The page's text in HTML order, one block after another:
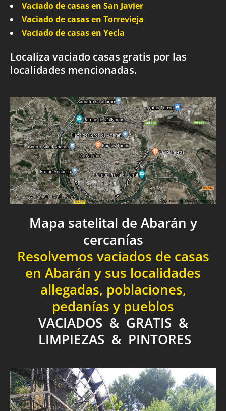
Vaciado de casas en San Javier
Vaciado de casas en Torrevieja
Vaciado de casas en Yecla
Localiza vaciado casas gratis por las
localidades mencionadas.
Mapa satelital de Abarán y
cercanías
Resolvemos vaciados de casas
en Abarán y sus localidades
allegadas, poblaciones,
pedanías y pueblos
VACIADOS & GRATIS &
LIMPIEZAS & PINTORES